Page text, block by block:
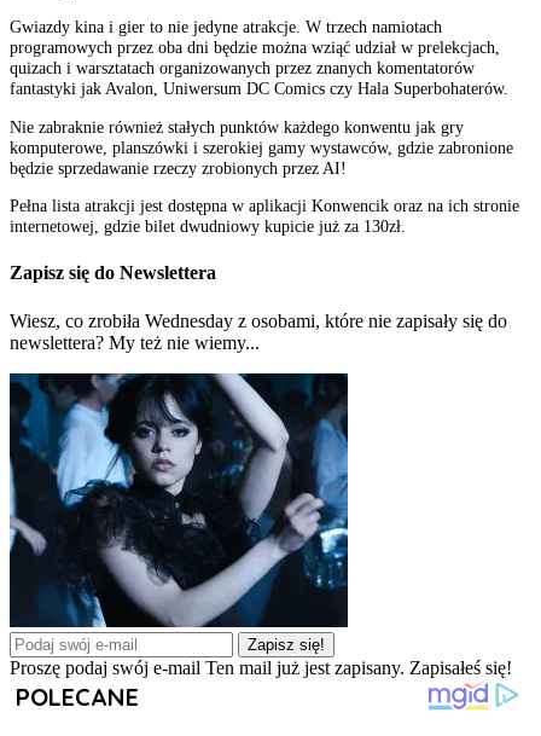
Gwiazdy kina i gier to nie jedyne atrakcje. W trzech namiotach
programowych przez oba dni będzie można wziąć udział w prelekcjach,
quizach i warsztatach organizowanych przez znanych komentatorów
fantastyki jak Avalon, Uniwersum DC Comics czy Hala Superbohaterów.
Nie zabraknie również stałych punktów każdego konwentu jak gry
komputerowe, planszówki i szerokiej gamy wystawców, gdzie zabronione
będzie sprzedawanie rzeczy zrobionych przez AI!
Pełna lista atrakcji jest dostępna w aplikacji Konwencik oraz na ich stronie
internetowej, gdzie bilet dwudniowy kupicie już za 130zł.
Zapisz się do Newslettera
Wiesz, co zrobiła Wednesday z osobami, które nie zapisały się do
newslettera? My też nie wiemy...
Zapisz się!
Proszę podaj swój e-mail Ten mail już jest zapisany. Zapisałeś się!